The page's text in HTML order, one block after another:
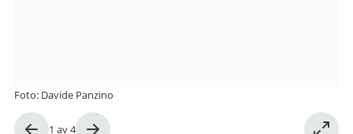
Bild
1 av4
Foto: Davide Panzino